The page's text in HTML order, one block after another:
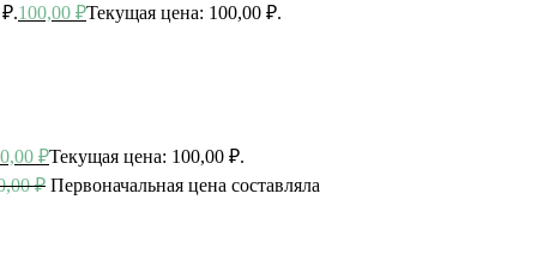
100,00 ₽Текущая цена: 100,00 ₽.
₽Текущая цена: 100,00 ₽.
₽ Первоначальная цена составляла